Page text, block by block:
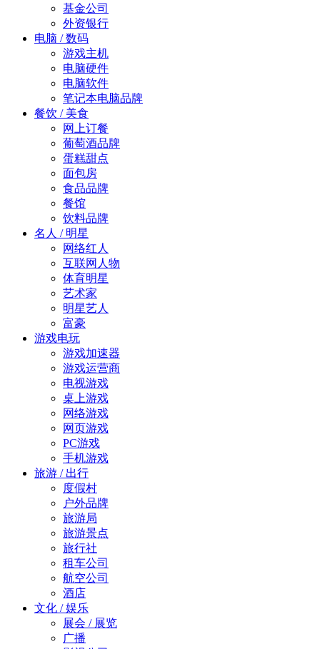
基金公司
外资银行
电脑 / 数码
游戏主机
电脑硬件
电脑软件
笔记本电脑品牌
餐饮 / 美食
网上订餐
葡萄酒品牌
蛋糕甜点
面包房
食品品牌
餐馆
饮料品牌
名人 / 明星
网络红人
互联网人物
体育明星
艺术家
明星艺人
富豪
游戏电玩
游戏加速器
游戏运营商
电视游戏
桌上游戏
网络游戏
网页游戏
PC游戏
手机游戏
旅游 / 出行
度假村
户外品牌
旅游局
旅游景点
旅行社
租车公司
航空公司
酒店
文化 / 娱乐
展会 / 展览
广播